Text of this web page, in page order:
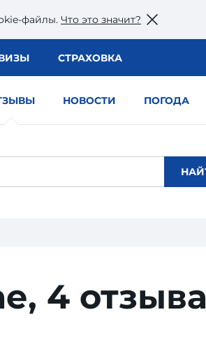
файлы. Что это значит?
СТРАХОВКА
НОВОСТИ ПОГОДА
4 отзыва